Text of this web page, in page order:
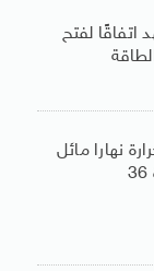
اتفاقًا لفتح
نهارا مائل